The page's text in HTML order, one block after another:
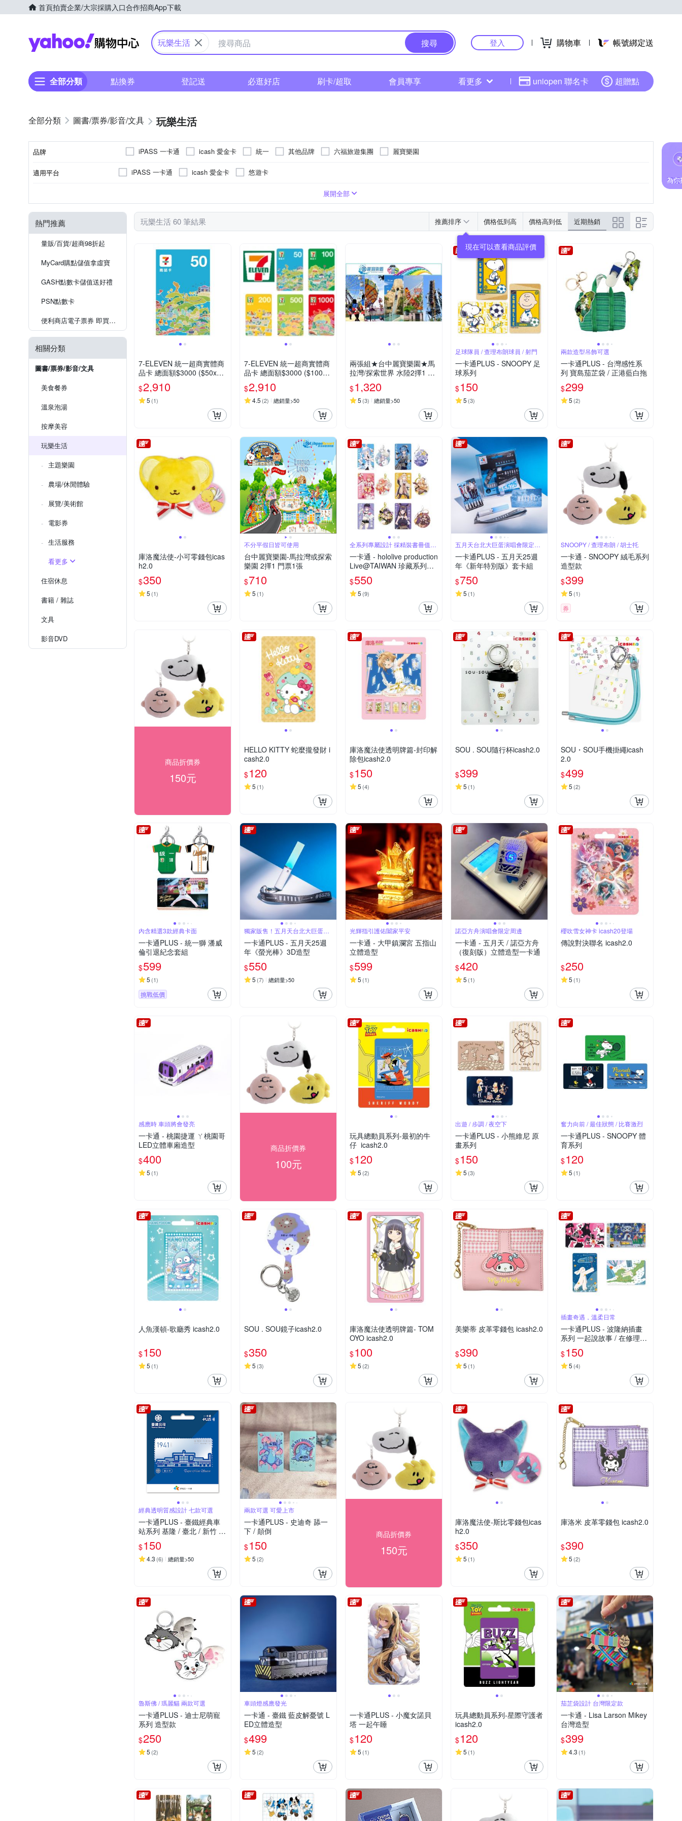
首頁拍賣企業/大宗採購入口合作招商App下載
Yahoo購物中心
玩樂生活 搜尋 登入 購物車 帳號綁定送
全部分類 點換券 登記送 必逛好店 刷卡/超取 會員專享 看更多 uniopen 聯名卡 超贈點
圖書/票券/影音/文具 玩樂生活
品牌 iPASS 一卡通 icash 愛金卡 統一 其他品牌 六福旅遊集團 麗寶樂園
適用平台 iPASS 一卡通 icash 愛金卡 悠遊卡
展開全部
熱門推薦
量販/百貨/超商98折起
MyCard購點儲值拿虛寶
GASH點數卡儲值送好禮
PSN點數卡
便利商店電子票券 即買即用
相關分類
圖書/票券/影音/文具
美食餐券
溫泉泡湯
按摩美容
玩樂生活
主題樂園
農場/休閒體驗
展覽/美術館
電影券
生活服務
看更多
住宿休息
書籍 / 雜誌
文具
影音DVD
玩樂生活 60 筆結果 推薦排序 價格低到高 價格高到低 近期熱銷
7-ELEVEN 統一超商實體商
品卡 總面額$3000 ($50x60
張)
$2,910
5 (1)
7-ELEVEN 統一超商實體商
品卡 總面額$3000 ($1000x
3張)
$2,910
4.5 (2) 總銷量>50
兩張組★台中麗寶樂園★馬
拉灣/探索世界 水陸2擇1 門
票 (單張門票升等水陸雙園
現場加$250)
$1,320
5 (3) 總銷量>50
足球隊員 / 查理布朗球員 / 射門
一卡通PLUS - SNOOPY 足
球系列
$150
5 (3)
兩款造型吊飾可選
一卡通PLUS - 台灣感性系
列 寶島茄芷袋 / 正港藍白拖
$299
5 (2)
庫洛魔法使-小可零錢包icas
h2.0
$350
5 (1)
不分平假日皆可使用
台中麗寶樂園-馬拉灣或探索
樂園 2擇1 門票1張
$710
5 (1)
全系列專屬設計 採精裝書冊值得
珍藏
一卡通 - hololive production
Live@TAIWAN 珍藏系列套
卡
$550
5 (9)
五月天台北大巨蛋演唱會限定周
邊
一卡通PLUS - 五月天25週
年《新年特別版》套卡組
$750
5 (1)
SNOOPY / 查理布朗 / 胡士托
一卡通 - SNOOPY 絨毛系列
造型款
$399
5 (1)
券
商品折價券
150元
HELLO KITTY 蛇麼攏發財 i
cash2.0
$120
5 (1)
庫洛魔法使透明牌篇-封印解
除包icash2.0
$150
5 (4)
SOU . SOU隨行杯icash2.0
$399
5 (1)
SOU・SOU手機掛繩icash
2.0
$499
5 (2)
內含精選3款經典卡面
一卡通PLUS - 統一獅 潘威
倫引退紀念套組
$599
5 (1)
挑戰低價
獨家販售！五月天台北大巨蛋演
唱會限定周邊
一卡通PLUS - 五月天25週
年《螢光棒》3D造型
$550
5 (7) 總銷量>50
光輝指引護佑闔家平安
一卡通 - 大甲鎮瀾宮 五指山
立體造型
$599
5 (1)
諾亞方舟演唱會限定周邊
一卡通 - 五月天 / 諾亞方舟
（復刻版）立體造型一卡通
$420
5 (1)
櫻吹雪女神卡 icash20登場
傳說對決聯名 icash2.0
$250
5 (1)
感應時 車頭將會發亮
一卡通 - 桃園捷運 ㄚ桃園哥
LED立體車廂造型
$400
5 (1)
商品折價券
100元
玩具總動員系列-最初的牛
仔 icash2.0
$120
5 (2)
出遊 / 步調 / 夜空下
一卡通PLUS - 小熊維尼 原
畫系列
$150
5 (3)
奮力向前 / 最佳狀態 / 比賽激烈
一卡通PLUS - SNOOPY 體
育系列
$120
5 (1)
人魚漢頓-歌廳秀 icash2.0
$150
5 (1)
SOU . SOU鏡子icash2.0
$350
5 (3)
庫洛魔法使透明牌篇- TOM
OYO icash2.0
$100
5 (2)
美樂蒂 皮革零錢包 icash2.0
$390
5 (1)
插畫奇遇，溫柔日常
一卡通PLUS - 波隆納插畫
系列 一起說故事 / 在修理店
/ 捕夢 / 綠野
$150
5 (4)
經典透明質感設計 七款可選
一卡通PLUS - 臺鐵經典車
站系列 基隆 / 臺北 / 新竹 /
$150
4.3 (6) 總銷量>50
兩款可選 可愛上市
一卡通PLUS - 史迪奇 舔一
下 / 顛倒
$150
5 (2)
商品折價券
150元
庫洛魔法使-斯比零錢包icas
h2.0
$350
5 (1)
庫洛米 皮革零錢包 icash2.0
$390
5 (2)
魯斯佛 / 瑪麗貓 兩款可選
一卡通PLUS - 迪士尼萌寵
系列 造型款
$250
5 (2)
車頭燈感應發光
一卡通 - 臺鐵 藍皮解憂號 L
ED立體造型
$499
5 (2)
一卡通PLUS - 小魔女諾貝
塔 一起午睡
$120
5 (1)
玩具總動員系列-星際守護者
icash2.0
$120
5 (1)
茄芷袋設計 台灣限定款
一卡通 - Lisa Larson Mikey
台灣造型
$399
4.3 (1)